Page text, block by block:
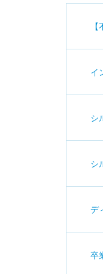
イ
シ
シ
デ
卒